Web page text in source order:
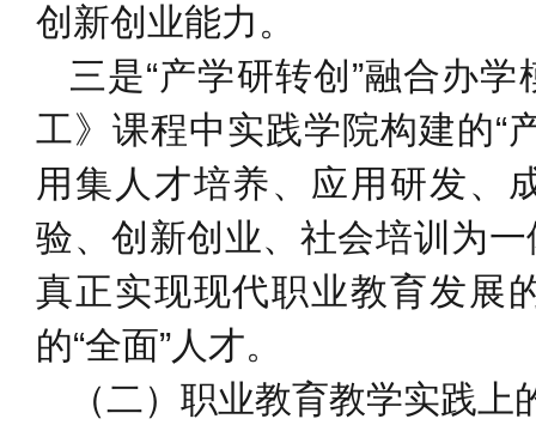
创新创业能力。
三是“产学研转创”融合办
工》课程中实践学院构建的“
用集人才培养、应用研发、
验、创新创业、社会培训为
真正实现现代职业教育发展
的“全面”人才。
（二）职业教育教学实践